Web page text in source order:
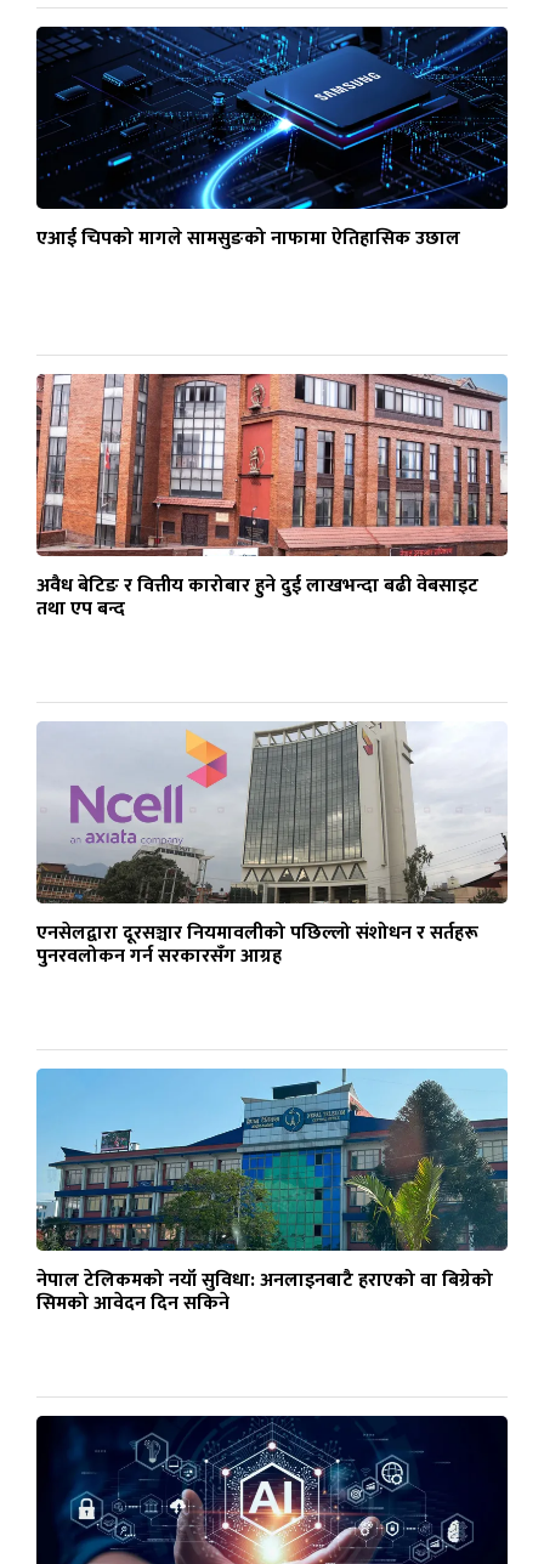
एआई चिपको मागले सामसुङको नाफामा ऐतिहासिक उछाल
अवैध बेटिङ र वित्तीय कारोबार हुने दुई लाखभन्दा बढी वेबसाइट
तथा एप बन्द
एनसेलद्वारा दूरसञ्चार नियमावलीको पछिल्लो संशोधन र सर्तहरू
पुनरवलोकन गर्न सरकारसँग आग्रह
नेपाल टेलिकमको नयाँ सुविधा: अनलाइनबाटै हराएको वा बिग्रेको
सिमको आवेदन दिन सकिने